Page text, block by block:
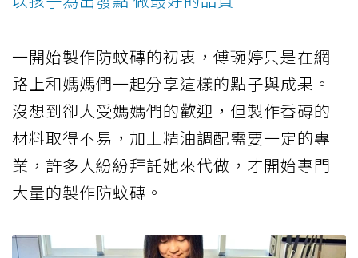
一開始製作防蚊磚的初衷，傅琬婷只是在網
路上和媽媽們一起分享這樣的點子與成果。
沒想到卻大受媽媽們的歡迎，但製作香磚的
材料取得不易，加上精油調配需要一定的專
業，許多人紛紛拜託她來代做，才開始專門
大量的製作防蚊磚。